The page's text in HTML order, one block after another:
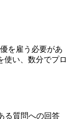
を雇う必要があ
使い、数分でプロ
る質問への回答